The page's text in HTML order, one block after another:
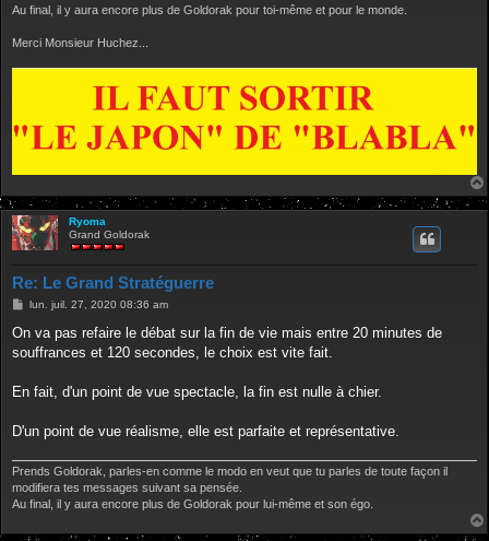
Au final, il y aura encore plus de Goldorak pour toi-même et pour le monde.
Merci Monsieur Huchez...
Ryoma
Grand Goldorak
Re: Le Grand Stratéguerre
M
s
a
lun. juil. 27, 2020 08:36 am
On va pas refaire le débat sur la fin de vie mais entre 20 minutes de
souffrances et 120 secondes, le choix est vite fait.
En fait, d'un point de vue spectacle, la fin est nulle à chier.
D'un point de vue réalisme, elle est parfaite et représentative.
Prends Goldorak, parles-en comme le modo en veut que tu parles de toute façon il
modifiera tes messages suivant sa pensée.
Au final, il y aura encore plus de Goldorak pour lui-même et son égo.